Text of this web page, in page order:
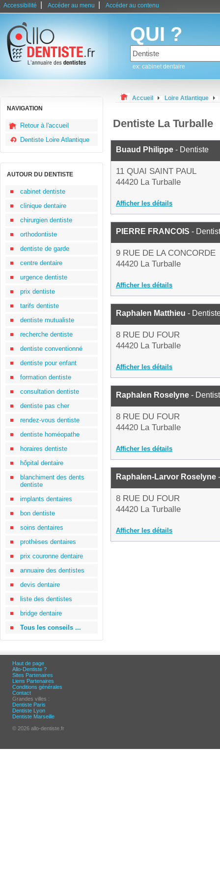
Accessibilité Accéder au menu Accéder au contenu
QUI ?
ex: cabinet dentaire
NAVIGATION
Retour à l'accueil
Dentiste Loire Atlantique
AUTOUR DU DENTISTE
cabinet dentiste
clinique dentaire
chirurgien dentiste
orthodontiste
dentiste de garde
centre dentaire
urgence dentiste
prix dentiste
tarifs dentiste
dentiste mutualiste
recherche dentiste
dentiste conventionné
dentiste pour enfant
formation dentiste
consultation dentiste
dentiste pas cher
rendez-vous dentiste
dentiste homéopathe
horaires dentiste
hôpital dentaire
blanchiment des dents
dentiste
implants dentaires
bon dentiste
soins dentaires
prothèses dentaires
prix couronne dentaire
annuaire des dentistes
devis dentaire
liste des dentistes
bridge dentaire
Tous les conseils ...
Accueil Loire Atlantique
Dentiste La Turballe
Buaud Philippe - Dentiste
11 QUAI SAINT PAUL
44420 La Turballe
Afficher les détails
PIERRE FRANCOIS -
9 RUE DE LA CONCORDE
44420 La Turballe
Afficher les détails
Raphalen Matthieu -
8 RUE DU FOUR
44420 La Turballe
Afficher les détails
Raphalen Roselyne -
8 RUE DU FOUR
44420 La Turballe
Afficher les détails
Raphalen-Larvor Roselyne
8 RUE DU FOUR
44420 La Turballe
Afficher les détails
Haut de page
Allo-Dentiste ?
Sites Partenaires
Liens Partenaires
Conditions générales
Contact
Grandes villes :
Dentiste Paris
Dentiste Lyon
Dentiste Marseille
© 2026 allo-dentiste.fr